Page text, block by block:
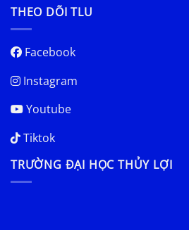
THEO DÕI TLU
Facebook
Instagram
Youtube
Tiktok
TRƯỜNG ĐẠI HỌC THỦY LỢI